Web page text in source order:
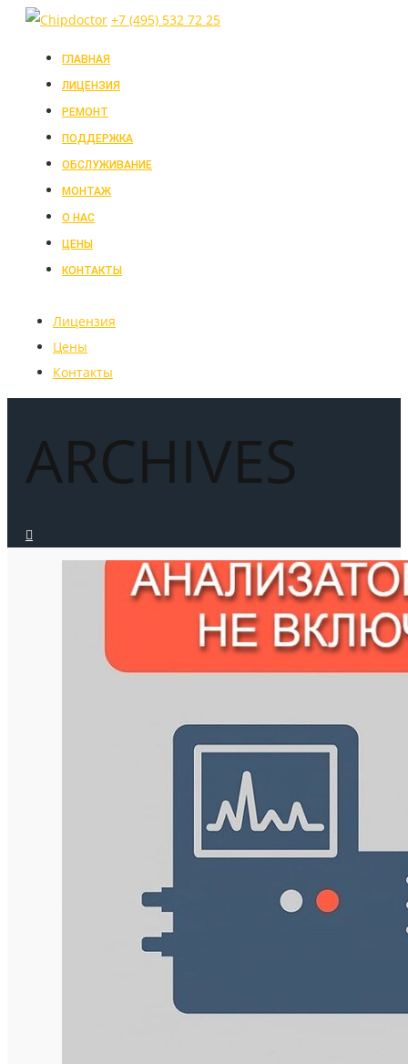
+7 (495) 532 72 25
ГЛАВНАЯ
ЛИЦЕНЗИЯ
РЕМОНТ
ПОДДЕРЖКА
ОБСЛУЖИВАНИЕ
МОНТАЖ
О НАС
ЦЕНЫ
КОНТАКТЫ
Лицензия
Цены
Контакты
ARCHIVES